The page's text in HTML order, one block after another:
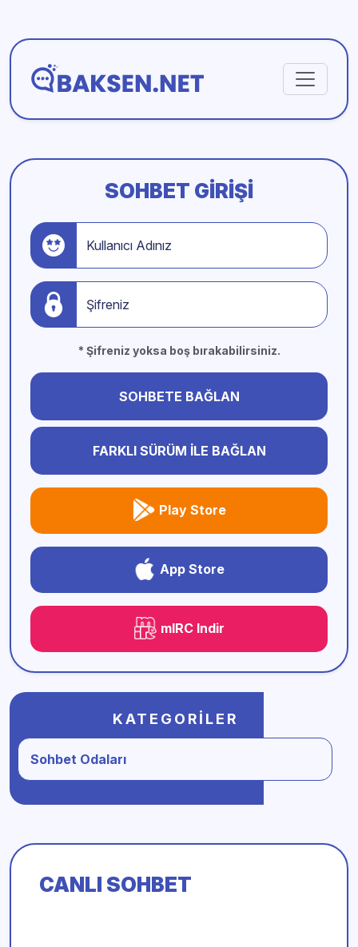
SOHBET GIRIŞI
Kullanıcı Adınız
Şifreniz
* Şifreniz yoksa boş bırakabilirsiniz.
SOHBETE BAĞLAN
FARKLI SÜRÜM İLE BAĞLAN
Play Store
App Store
mIRC Indir
KATEGORILER
Sohbet Odaları
CANLI SOHBET